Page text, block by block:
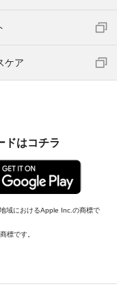
ケア
ドはコチラ
域におけるApple Inc.の商標で
標です。